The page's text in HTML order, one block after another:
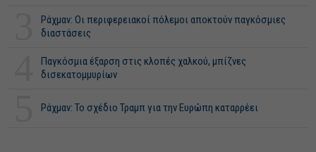
Ράχμαν: Οι περιφερειακοί πόλεμοι αποκτούν παγκόσμιες
διαστάσεις
Παγκόσμια έξαρση στις κλοπές χαλκού, μπίζνες
δισεκατομμυρίων
Ράχμαν: Το σχέδιο Τραμπ για την Ευρώπη καταρρέει